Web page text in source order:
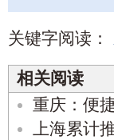
关键字阅读：
相关阅读
重庆：便
上海累计